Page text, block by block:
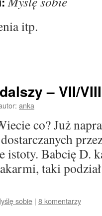
itp.
– VII/
anka
co? Już
istoty. Babcię D.
taki
sobie | 8 komentarzy